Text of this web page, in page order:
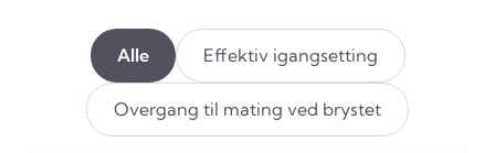
Alle Effektiv igangsetting
Overgang til mating ved brystet